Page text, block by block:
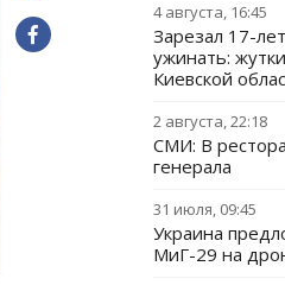
4 августа, 16:45
Зарезал 17-
ужинать:
Киевской
2 августа, 22:18
СМИ: В
генерала
31 июля, 09:45
Украина
МиГ-29 на